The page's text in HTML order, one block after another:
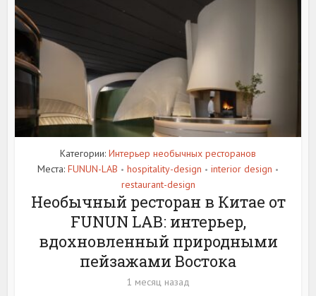
Категории: Интерьер необычных ресторанов
Места: FUNUN-LAB • hospitality-design • interior design •
restaurant-design
Необычный ресторан в Китае от
FUNUN LAB: интерьер,
вдохновленный природными
пейзажами Востока
1 месяц назад